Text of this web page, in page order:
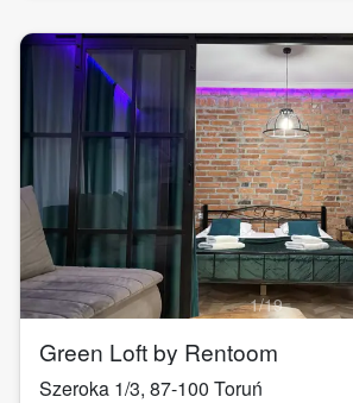
1/19
Green Loft by Rentoom
Szeroka 1/3, 87-100 Toruń